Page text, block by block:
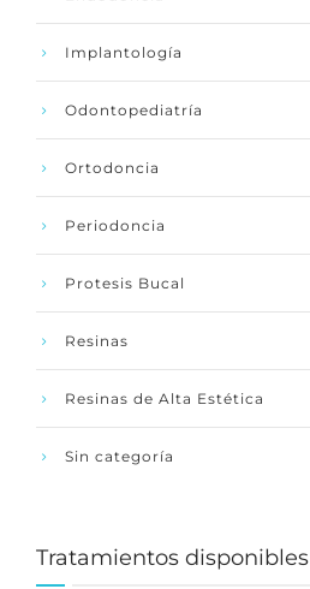
Implantología
Odontopediatría
Ortodoncia
Periodoncia
Protesis Bucal
Resinas
Resinas de Alta Estética
Sin categoría
Tratamientos disponibles